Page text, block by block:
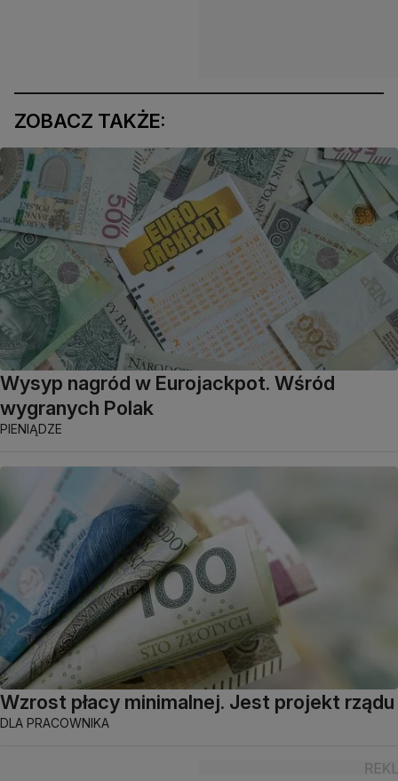
ZOBACZ TAKŻE:
Wysyp nagród w Eurojackpot. Wśród
wygranych Polak
PIENIĄDZE
Wzrost płacy minimalnej. Jest projekt rządu
DLA PRACOWNIKA